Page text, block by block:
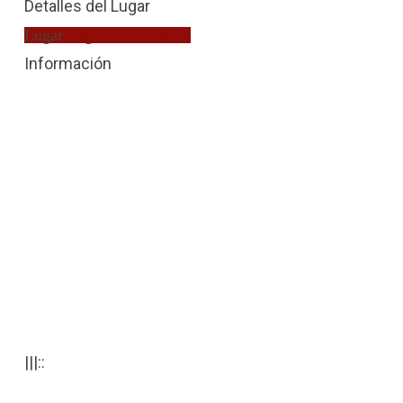
Detalles del Lugar
LugarJuzgado de Guardia
Información
|||::